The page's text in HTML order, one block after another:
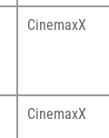
CinemaxX
CinemaxX